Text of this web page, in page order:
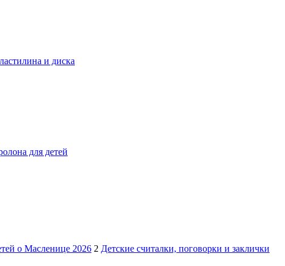
и диска
для детей
о Масленице 2026 2 Детские считалки, поговорки и заклички